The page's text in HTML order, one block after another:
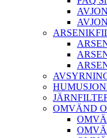
OMVÄND